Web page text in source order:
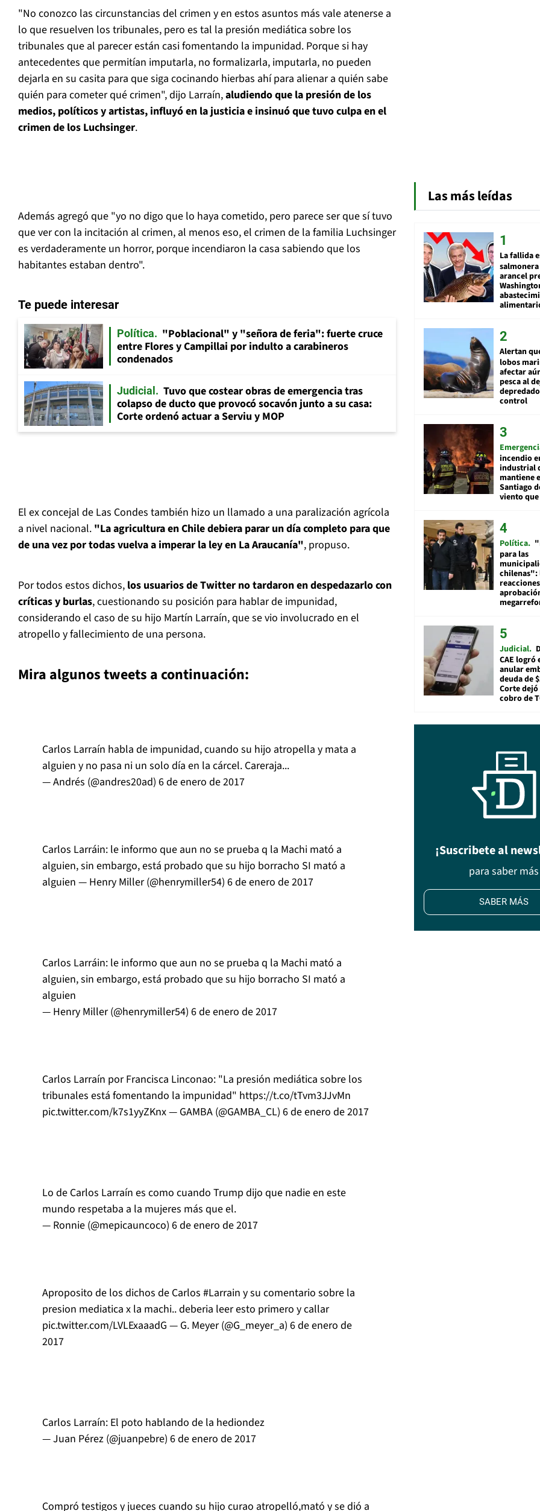
"No conozco las circunstancias del crimen y en estos asuntos más vale atenerse a
lo que resuelven los tribunales, pero es tal la presión mediática sobre los
tribunales que al parecer están casi fomentando la impunidad. Porque si hay
antecedentes que permitían imputarla, no formalizarla, imputarla, no pueden
dejarla en su casita para que siga cocinando hierbas ahí para alienar a quién sabe
quién para cometer qué crimen", dijo Larraín,aludiendo que la presión de los
medios, políticos y artistas, influyó en la justicia e insinuó que tuvo culpa en el
crimen de los Luchsinger.
Además agregó que "yo no digo que lo haya cometido, pero parece ser que sí tuvo
que ver con la incitación al crimen, al menos eso, el crimen de la familia Luchsinger
es verdaderamente un horror, porque incendiaron la casa sabiendo que los
habitantes estaban dentro".
Te puede interesar
Política
"Poblacional" y "señora de feria": fuerte cruce
entre Flores y Campillai por indulto a carabineros
condenados
Judicial
Tuvo que costear obras de emergencia tras
colapso de ducto que provocó socavón junto a su casa:
Corte ordenó actuar a Serviu y MOP
El ex concejal de Las Condes también hizo un llamado a una paralización agrícola
a nivel nacional. "La agricultura en Chile debiera parar un día completo para que
de una vez por todas vuelva a imperar la ley en La Araucanía", propuso.
Por todos estos dichos, los usuarios de Twitter no tardaron en despedazarlo con
críticas y burlas, cuestionando su posición para hablar de impunidad,
considerando el caso de su hijo Martín Larraín, que se vio involucrado en el
atropello y fallecimiento de una persona.
Mira algunos tweets a continuación:
Carlos Larraín habla de impunidad, cuando su hijo atropella y mata a
alguien y no pasa ni un solo día en la cárcel. Careraja...
— Andrés (@andres20ad) 6 de enero de 2017
Carlos Larráin: le informo que aun no se prueba q la Machi mató a
alguien, sin embargo, está probado que su hijo borracho SI mató a
alguien — Henry Miller (@henrymiller54) 6 de enero de 2017
Carlos Larráin: le informo que aun no se prueba q la Machi mató a
alguien, sin embargo, está probado que su hijo borracho SI mató a
alguien
— Henry Miller (@henrymiller54) 6 de enero de 2017
Carlos Larraín por Francisca Linconao: "La presión mediática sobre los
tribunales está fomentando la impunidad" https://t.co/tTvm3JJvMn
pic.twitter.com/k7s1yyZKnx— GAMBA (@GAMBA_CL) 6 de enero de 2017
Lo de Carlos Larraín es como cuando Trump dijo que nadie en este
mundo respetaba a la mujeres más que el.
— Ronnie (@mepicauncoco) 6 de enero de 2017
Aproposito de los dichos de Carlos #Larrain y su comentario sobre la
presion mediatica x la machi.. deberia leer esto primero y callar
pic.twitter.com/LVLExaaadG — G. Meyer (@G_meyer_a) 6 de enero de
2017
Carlos Larraín: El poto hablando de la hediondez
— Juan Pérez (@juanpebre) 6 de enero de 2017
Compró testigos y jueces cuando su hijo curao atropelló,mató y se dió a
Las más leídas
La fallida
arancel
Alertan
lobos
afectar
pesca al
control
incendio
industrial
mantiene
Santiago
viento que
Política
para las
chilenas":
Judicial
CAE logró
anular
deuda de
Corte
cobro de
¡Suscribete al
para saber más
SABER MÁS